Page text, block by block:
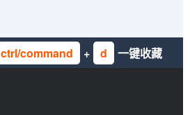
ctrl/command + d 一键收藏